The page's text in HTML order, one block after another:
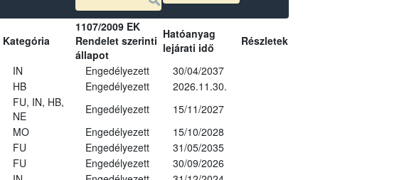
Kategória
1107/2009 EK
Rendelet szerinti
állapot
Hatóanyag
lejárati idő
Részletek
IN Engedélyezett
30/04/2037
HB Engedélyezett
2026.11.30.
FU, IN, HB,
NE
Engedélyezett
15/11/2027
MO Engedélyezett
15/10/2028
FU Engedélyezett
31/05/2035
FU Engedélyezett
30/09/2026